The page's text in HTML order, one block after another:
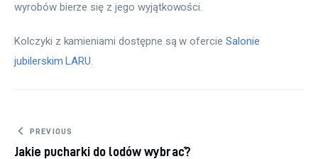
wyrobów bierze się z jego wyjątkowości.
Kolczyki z kamieniami dostępne są w ofercie Salonie
jubilerskim LARU
Nawigacja wpisu
PREVIOUS
Jakie pucharki do lodów wybrać?